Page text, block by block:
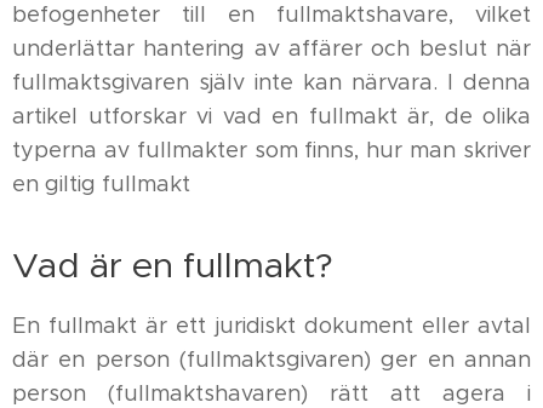
befogenheter till en fullmaktshavare, vilket
underlättar hantering av affärer och beslut när
fullmaktsgivaren själv inte kan närvara. I denna
artikel utforskar vi vad en fullmakt är, de olika
typerna av fullmakter som finns, hur man skriver
en giltig fullmakt
Vad är en fullmakt?
En fullmakt är ett juridiskt dokument eller avtal
där en person (fullmaktsgivaren) ger en annan
person (fullmaktshavaren) rätt att agera i